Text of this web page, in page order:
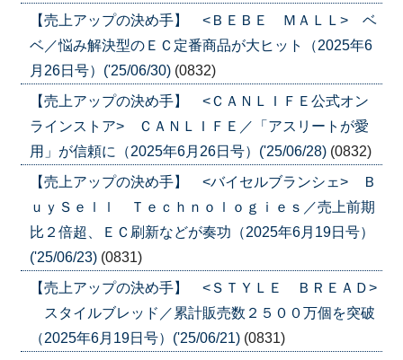
【売上アップの決め手】 <ＢＥＢＥ ＭＡＬＬ> ベ
ベ／悩み解決型のＥＣ定番商品が大ヒット（2025年6
月26日号）('25/06/30) (0832)
【売上アップの決め手】 <ＣＡＮＬＩＦＥ公式オン
ラインストア> ＣＡＮＬＩＦＥ／「アスリートが愛
用」が信頼に（2025年6月26日号）('25/06/28) (0832)
【売上アップの決め手】 <バイセルブランシェ> Ｂ
ｕｙＳｅｌｌ Ｔｅｃｈｎｏｌｏｇｉｅｓ／売上前期
比２倍超、ＥＣ刷新などが奏功（2025年6月19日号）
('25/06/23) (0831)
【売上アップの決め手】 <ＳＴＹＬＥ ＢＲＥＡＤ>
スタイルブレッド／累計販売数２５００万個を突破
（2025年6月19日号）('25/06/21) (0831)